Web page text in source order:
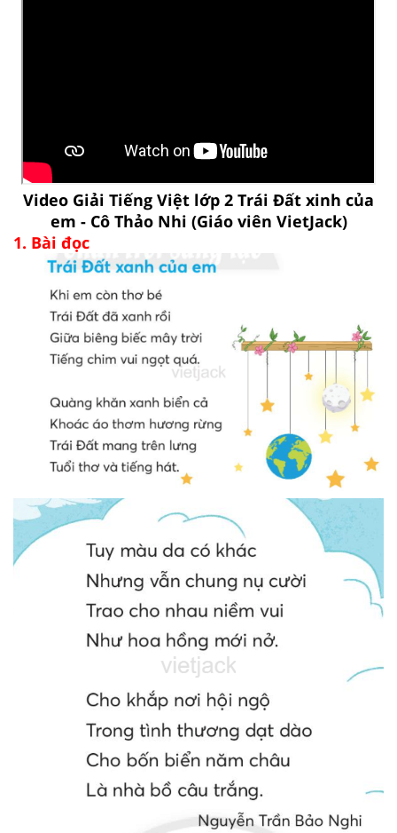
Video Giải Tiếng Việt lớp 2 Trái Đất xinh của
em - Cô Thảo Nhi (Giáo viên VietJack)
1. Bài đọc